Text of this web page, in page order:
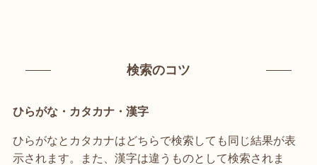
検索のコツ
ひらがな・カタカナ・漢字
ひらがなとカタカナはどちらで検索しても同じ結果が表
示されます。また、漢字は違うものとして検索されま